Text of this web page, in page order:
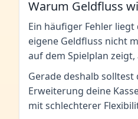
Warum Geldfluss
Ein häufiger Fehler
eigene Geldfluss nicht
auf dem Spielplan
Gerade deshalb
Erweiterung deine
mit schlechterer